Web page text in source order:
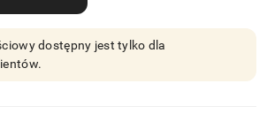
dostępny jest tylko dla